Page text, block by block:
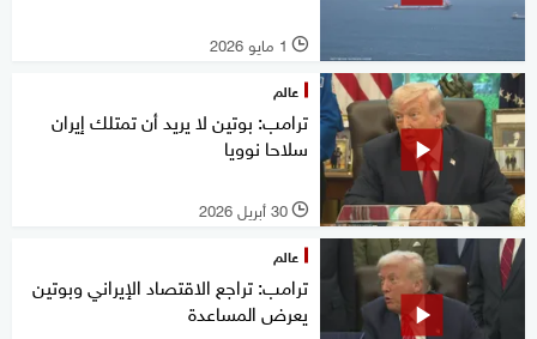
l 1 مايو 2026
عالم
ترامب: بوتين لا يريد أن تمتلك إيران
سلاحا نوويا
l 30 أبريل 2026
عالم
ترامب: تراجع الاقتصاد الإيراني وبوتين
يعرض المساعدة